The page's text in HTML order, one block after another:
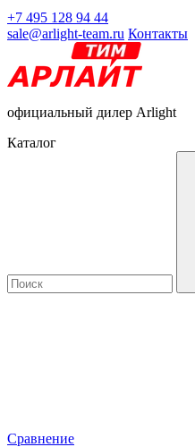
+7 495 128 94 44
sale@arlight-team.ru Контакты
официальный дилер Arlight
Каталог
Сравнение